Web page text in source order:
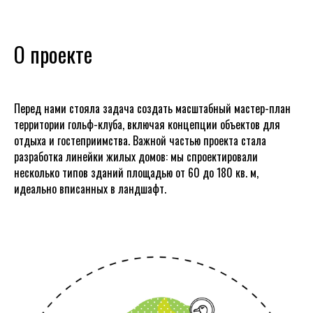
О проекте
Перед нами стояла задача создать масштабный мастер-план
территории гольф-клуба, включая концепции объектов для
отдыха и гостеприимства. Важной частью проекта стала
разработка линейки жилых домов: мы спроектировали
несколько типов зданий площадью от 60 до 180 кв. м,
идеально вписанных в ландшафт.